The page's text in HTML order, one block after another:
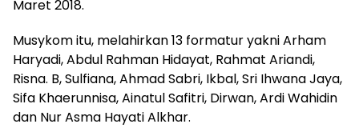
Maret 2018.
Musykom itu, melahirkan 13 formatur yakni Arham
Haryadi, Abdul Rahman Hidayat, Rahmat Ariandi,
Risna. B, Sulfiana, Ahmad Sabri, Ikbal, Sri Ihwana Jaya,
Sifa Khaerunnisa, Ainatul Safitri, Dirwan, Ardi Wahidin
dan Nur Asma Hayati Alkhar.